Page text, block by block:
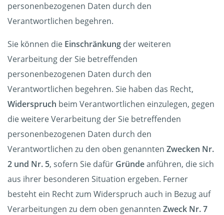
personenbezogenen Daten durch den
Verantwortlichen begehren.
Sie können die Einschränkung der weiteren
Verarbeitung der Sie betreffenden
personenbezogenen Daten durch den
Verantwortlichen begehren. Sie haben das Recht,
Widerspruch beim Verantwortlichen einzulegen, gegen
die weitere Verarbeitung der Sie betreffenden
personenbezogenen Daten durch den
Verantwortlichen zu den oben genannten Zwecken Nr.
2 und Nr. 5, sofern Sie dafür Gründeanführen, die sich
aus ihrer besonderen Situation ergeben. Ferner
besteht ein Recht zum Widerspruch auch in Bezug auf
Verarbeitungen zu dem oben genannten Zweck Nr. 7